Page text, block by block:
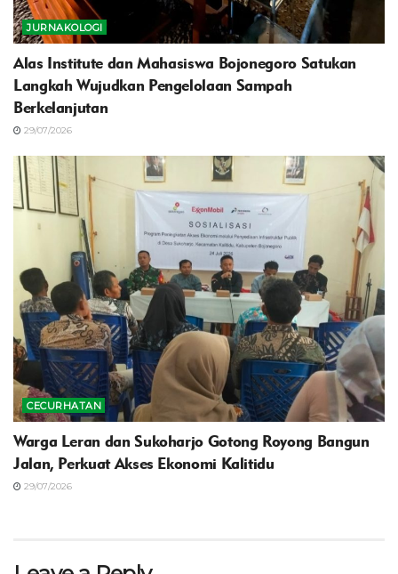
JURNAKOLOGI
Alas Institute dan Mahasiswa Bojonegoro Satukan
Langkah Wujudkan Pengelolaan Sampah
Berkelanjutan
29/07/2026
CECURHATAN
Warga Leran dan Sukoharjo Gotong Royong Bangun
Jalan, Perkuat Akses Ekonomi Kalitidu
29/07/2026